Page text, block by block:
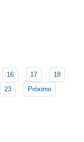
16 17
18
23
Próximo